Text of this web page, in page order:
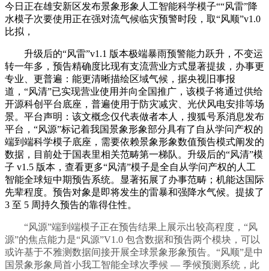
今日正在雄安新区发布景象形象人工智能科学模子““风雷”降
水模子次要使用正在强对流气候临灾预警时段，取“风顺”v1.0
比拟，
升级后的“风雷”v1.1 版本极端暴雨预警能力跃升，不变运
转一年多，预告精确度比现有支流营业方式显著提拔，办事更
专业、更普遍：能更清晰描绘区域气候，据央视旧事报
道，“风清”已实现营业使用并向全国推广，该模子将通过供给
开源科创平台底座，普遍使用于防灾减灾、光伏风电安排等场
景。平台声明：该文概念仅代表做者本人，搜狐号系消息发布
平台，“风源”标记着我国景象形象部分具有了自从学问产权的
端到端科学模子底座，需要依赖景象形象数值预告模式阐发的
数据，目前处于国表里相关范畴第一梯队。升级后的“风清”模
子 v1.5 版本，查看更多“风清”模子是全自从学问产权的人工
智能全球短中期预告系统。显著拓展了办事范畴；机能达国际
先辈程度。预告对象是即将发生的雷暴和强降水气候。提拔了
3 至 5 周持久预告的靠得住性。
“风源”端到端模子正在预告结果上展示出较高程度，“风
源”的焦点能力是“风源”V1.0 包含数据和预告两个模块，可以
或许基于不雅测数据间接开展全球景象形象预告。“风顺”是中
国景象形象局首小我工智能全球次季候 — 季候预测系统，此